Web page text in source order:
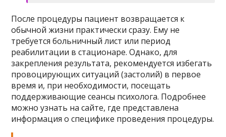
После процедуры пациент возвращается к
обычной жизни практически сразу. Ему не
требуется больничный лист или период
реабилитации в стационаре. Однако, для
закрепления результата, рекомендуется избегать
провоцирующих ситуаций (застолий) в первое
время и, при необходимости, посещать
поддерживающие сеансы психолога. Подробнее
можно узнать на сайте, где представлена
информация о специфике проведения процедуры.